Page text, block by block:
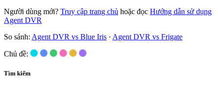
Người dùng mới? Truy cập trang chủ hoặc đọc Hướng dẫn sử dụng
Agent DVR
So sánh: Agent DVR vs Blue Iris · Agent DVR vs Frigate
Chủ đề:
Tìm kiếm